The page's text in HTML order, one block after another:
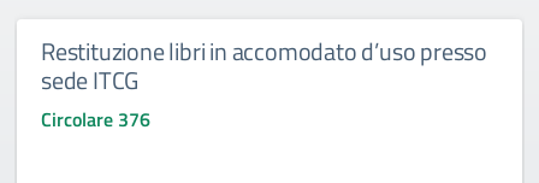
Restituzione libri in accomodato d’uso presso
sede ITCG
Circolare 376